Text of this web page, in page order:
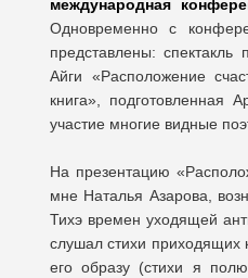
международная
Одновременно с
представлены:
Айги «Расположение
книга», подготовленная
участие многие видные
На презентацию
мне Наталья Азарова,
Тихэ времен уходящей
слушал стихи приходящих
его образу (стихи я